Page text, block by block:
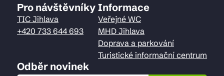
Pro návštěvníky
TIC Jihlava
+420 733 644 693
Informace
Veřejné WC
MHD Jihlava
Doprava a parkování
Turistické informační centrum
Odběr novinek